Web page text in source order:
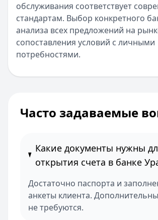
обслуживания соответствует
стандартам. Выбор конкретного
анализа всех предложений на
сопоставления условий с личными
потребностями.
Часто задаваемые
Какие документы нужны
открытия счета в банке
Достаточно паспорта и
анкеты клиента.
не требуются.